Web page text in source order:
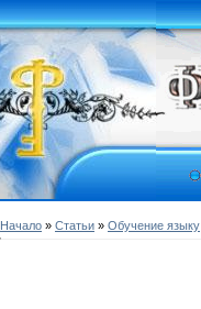
Начало » Статьи » Обучение языку